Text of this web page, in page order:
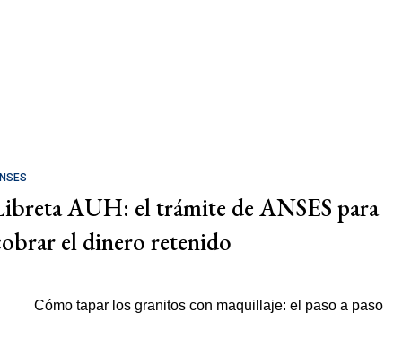
AUH: el trámite de ANSES para
el dinero retenido